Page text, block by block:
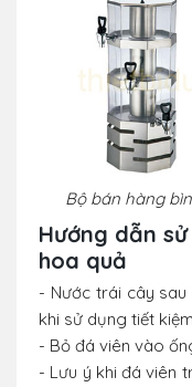
Bộ bán hàng
Hướng dẫn
hoa quả
- Nước trái cây
khi sử dụng tiết
- Bỏ đá viên vào
- Lưu ý khi đá viên